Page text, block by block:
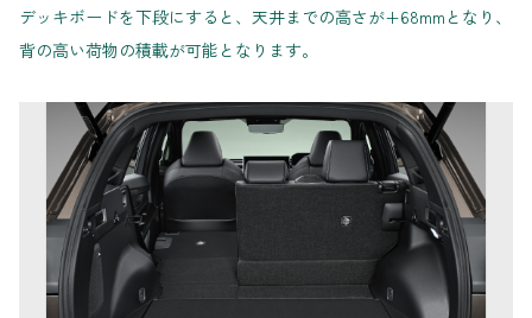
デッキボードを下段にすると、天井までの高さが+68mmとなり、
背の高い荷物の積載が可能となります。